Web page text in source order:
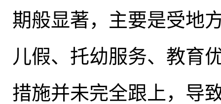
期般显著， 主要是受地
儿假、托幼服务、教育
措施并未完全跟上 ， 导